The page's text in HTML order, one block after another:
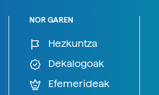
NOR GAREN
Hezkuntza
Dekalogoak
Efemerideak